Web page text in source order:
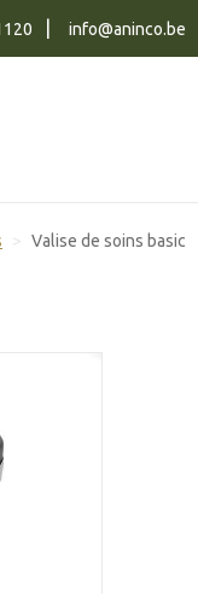
info@aninco.be
Valise de soins basic